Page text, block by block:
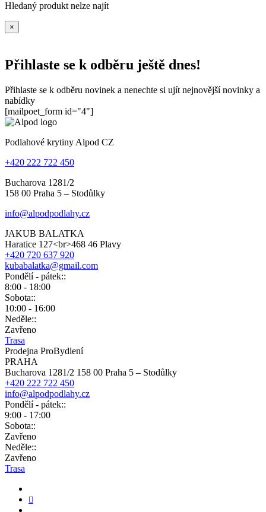
Hledaný produkt nelze najít
×
Přihlaste se k odběru ještě dnes!
Přihlaste se k odběru novinek a nenechte si ujít nejnovější novinky a
nabídky
[mailpoet_form id="4"]
Podlahové krytiny Alpod CZ
+420 222 722 450
Bucharova 1281/2
158 00 Praha 5 – Stodůlky
info@alpodpodlahy.cz
JAKUB BALATKA
Haratice 127<br>468 46 Plavy
+420 720 637 920
kubabalatka@gmail.com
Pondělí - pátek::
8:00 - 18:00
Sobota::
10:00 - 16:00
Neděle::
Zavřeno
Trasa
Prodejna ProBydlení
PRAHA
Bucharova 1281/2 158 00 Praha 5 – Stodůlky
+420 222 722 450
info@alpodpodlahy.cz
Pondělí - pátek::
9:00 - 17:00
Sobota::
Zavřeno
Neděle::
Zavřeno
Trasa